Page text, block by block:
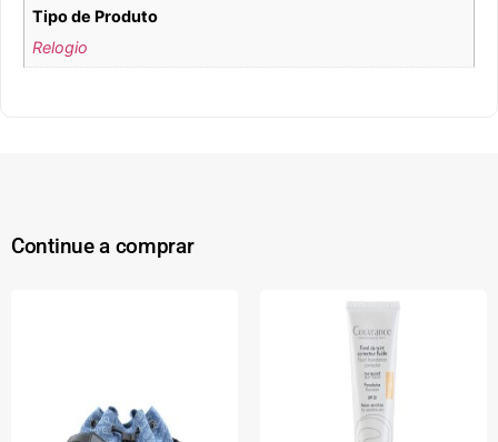
Tipo de Produto
Relogio
Continue a comprar